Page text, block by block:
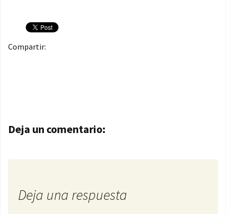
Compartir:
Navegación de entradas
Deja un comentario:
Deja una respuesta